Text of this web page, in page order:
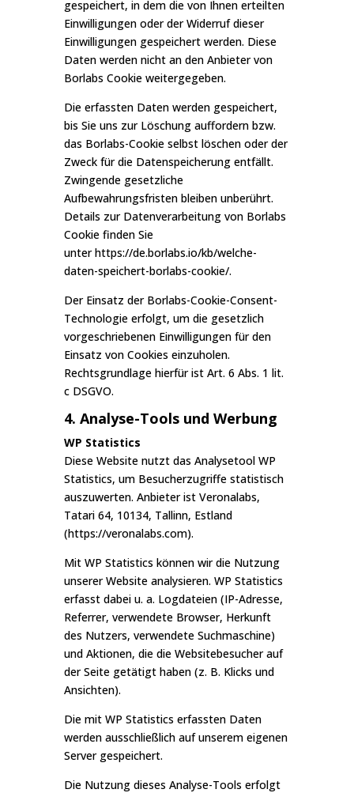
gespeichert, in dem die von Ihnen erteilten
Einwilligungen oder der Widerruf dieser
Einwilligungen gespeichert werden. Diese
Daten werden nicht an den Anbieter von
Borlabs Cookie weitergegeben.
Die erfassten Daten werden gespeichert,
bis Sie uns zur Löschung auffordern bzw.
das Borlabs-Cookie selbst löschen oder der
Zweck für die Datenspeicherung entfällt.
Zwingende gesetzliche
Aufbewahrungsfristen bleiben unberührt.
Details zur Datenverarbeitung von Borlabs
Cookie finden Sie
unterhttps://de.borlabs.io/kb/welche-
daten-speichert-borlabs-cookie/.
Der Einsatz der Borlabs-Cookie-Consent-
Technologie erfolgt, um die gesetzlich
vorgeschriebenen Einwilligungen für den
Einsatz von Cookies einzuholen.
Rechtsgrundlage hierfür ist Art. 6 Abs. 1 lit.
c DSGVO.
4. Analyse-Tools und Werbung
WP Statistics
Diese Website nutzt das Analysetool WP
Statistics, um Besucherzugriffe statistisch
auszuwerten. Anbieter ist Veronalabs,
Tatari 64, 10134, Tallinn, Estland
(https://veronalabs.com).
Mit WP Statistics können wir die Nutzung
unserer Website analysieren. WP Statistics
erfasst dabei u. a. Logdateien (IP-Adresse,
Referrer, verwendete Browser, Herkunft
des Nutzers, verwendete Suchmaschine)
und Aktionen, die die Websitebesucher auf
der Seite getätigt haben (z. B. Klicks und
Ansichten).
Die mit WP Statistics erfassten Daten
werden ausschließlich auf unserem eigenen
Server gespeichert.
Die Nutzung dieses Analyse-Tools erfolgt